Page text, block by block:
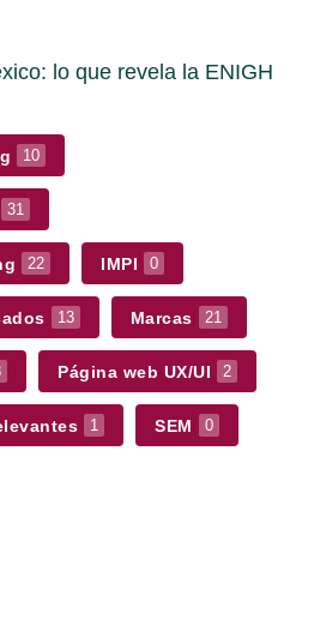
lo que revela la ENIGH
10
31
22 IMPI 0
13 Marcas 21
Página web UX/UI 2
1 SEM 0